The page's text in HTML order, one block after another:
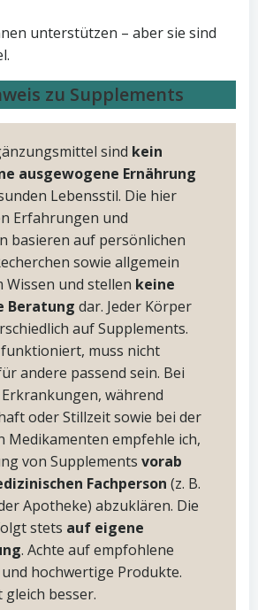
unterstützen – aber sie sind
zu Supplements
sind kein
ausgewogene Ernährung
Lebensstil. Die hier
Erfahrungen und
basieren auf persönlichen
sowie allgemein
Wissen und stellen keine
Beratung dar. Jeder Körper
auf Supplements.
muss nicht
andere passend sein. Bei
während
oder Stillzeit sowie bei der
Medikamenten empfehle ich,
von Supplements vorab
Fachperson (z. B.
Apotheke) abzuklären. Die
stets auf eigene
. Achte auf empfohlene
hochwertige Produkte.
besser.